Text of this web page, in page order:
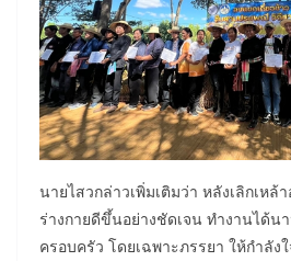
นายไสวกล่าวเพิ่มเติมว่า หลังเลิกเหล้
ร่างกายดีขึ้นอย่างชัดเจน ทำงานได้น
ครอบครัว โดยเฉพาะภรรยา ให้กำลั